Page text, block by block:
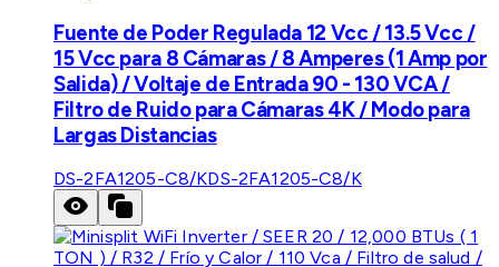
Fuente de Poder Regulada 12 Vcc / 13.5 Vcc /
15 Vcc para 8 Cámaras / 8 Amperes (1 Amp por
Salida) / Voltaje de Entrada 90 - 130 VCA /
Filtro de Ruido para Cámaras 4K / Modo para
Largas Distancias
DS-2FA1205-C8/KDS-2FA1205-C8/K